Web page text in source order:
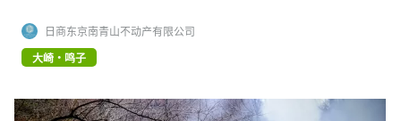
日商东京南青山不动产有限公司
大崎・鸣子